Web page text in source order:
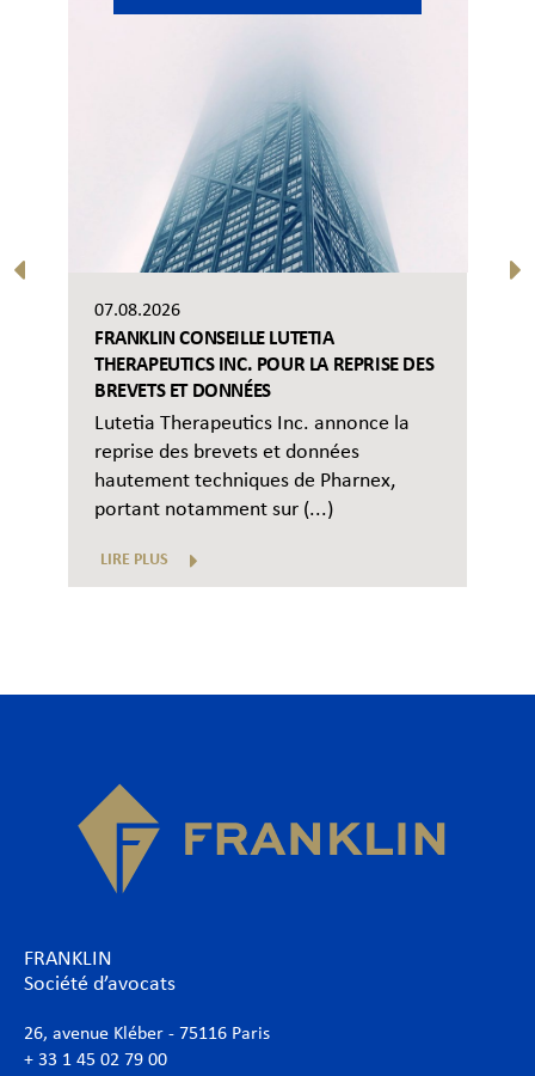
07.08.2026
FRANKLIN CONSEILLE LUTETIA
THERAPEUTICS INC. POUR LA REPRISE DES
BREVETS ET DONNÉES
Lutetia Therapeutics Inc. annonce la
reprise des brevets et données
hautement techniques de Pharnex,
portant notamment sur (...)
LIRE PLUS
FRANKLIN
Société d’avocats
26, avenue Kléber - 75116 Paris
+ 33 1 45 02 79 00